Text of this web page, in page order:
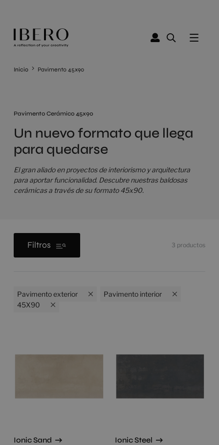
Inicio Pavimento 45x90
Pavimento Cerámico 45x90
Un nuevo formato que llega
para quedarse
El gran aliado en proyectos de interiorismo y arquitectura
para aportar funcionalidad. Descubre nuestras baldosas
cerámicas a través de su formato 45x90.
Filtros 3 productos
Pavimento exterior
Pavimento interior
45X90
Ionic Sand Ionic Steel